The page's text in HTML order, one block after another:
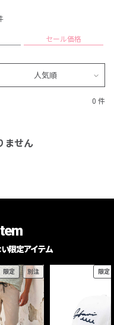
セール価格
人気順
0 件
ません
限定アイテム
限定 別注 限定